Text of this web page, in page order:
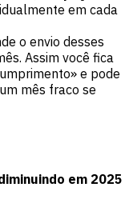
em cada
o envio desses
Assim você fica
e pode
mês fraco se
em 2025